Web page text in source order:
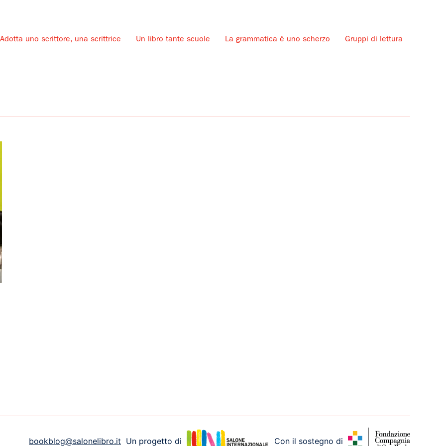
Adotta uno scrittore, una scrittrice Un libro tante scuole La grammatica è uno scherzo Gruppi di lettura
bookblog@salonelibro.it Un progetto di Con il sostegno di